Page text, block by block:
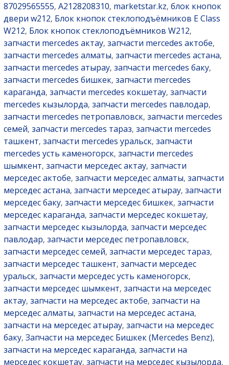
87029565555, A2128208310, marketstar.kz, блок кнопок
двери w212, Блок кнопок стеклоподъёмников E Class
W212, Блок кнопок стеклоподъёмников W212,
запчасти mercedes актау, запчасти mercedes актобе,
запчасти mercedes алматы, запчасти mercedes астана,
запчасти mercedes атырау, запчасти mercedes баку,
запчасти mercedes бишкек, запчасти mercedes
караганда, запчасти mercedes кокшетау, запчасти
mercedes кызылорда, запчасти mercedes павлодар,
запчасти mercedes петропавловск, запчасти mercedes
семей, запчасти mercedes тараз, запчасти mercedes
ташкент, запчасти mercedes уральск, запчасти
mercedes усть каменогорск, запчасти mercedes
шымкент, запчасти мерседес актау, запчасти
мерседес актобе, запчасти мерседес алматы, запчасти
мерседес астана, запчасти мерседес атырау, запчасти
мерседес баку, запчасти мерседес бишкек, запчасти
мерседес караганда, запчасти мерседес кокшетау,
запчасти мерседес кызылорда, запчасти мерседес
павлодар, запчасти мерседес петропавловск,
запчасти мерседес семей, запчасти мерседес тараз,
запчасти мерседес ташкент, запчасти мерседес
уральск, запчасти мерседес усть каменогорск,
запчасти мерседес шымкент, запчасти на мерседес
актау, запчасти на мерседес актобе, запчасти на
мерседес алматы, запчасти на мерседес астана,
запчасти на мерседес атырау, запчасти на мерседес
баку, Запчасти на мерседес Бишкек (Mercedes Benz),
запчасти на мерседес караганда, запчасти на
мерседес кокшетау, запчасти на мерседес кызылорда,